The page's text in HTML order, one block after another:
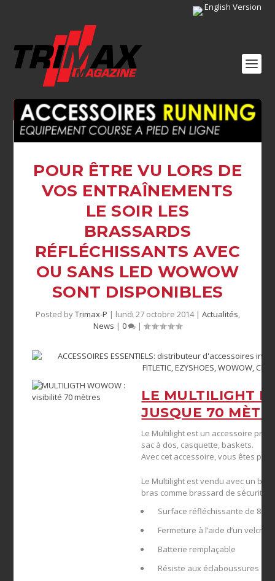
English Version
POUR ÊTRE VU LORS DE
VOS ENTRAÎNEMENTS
LE SOIR LES
BRASSARDS
RÉFLÉCHISSANTS AVEC
OU SANS LED WOWOW
SONT DISPONIBLES
Posted byTrimax-P | lundi 27 octobre 2014| Actualités,
News | 0 |
LE MULTILIGHT
JUSQUE 70
Le Multilight est un accessoire
sac à dos, casquette, baskets.
Avec cet accessoire, vous êtes
Le Multilight est vendu avec un
bras comme brassard de sécurité.
Surface réfléchissante de 80
Fermeture à l’aide d’un velcro
Batterie remplaçable
Résiste aux éclaboussures